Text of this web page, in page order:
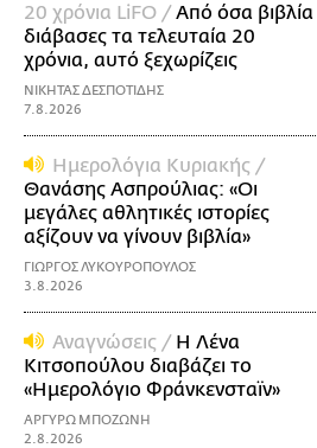
20 χρόνια LiFO /Από όσα βιβλία
διάβασες τα τελευταία 20
χρόνια, αυτό ξεχωρίζεις
ΝΙΚΗΤΑΣ ΔΕΣΠΟΤΙΔΗΣ
7.8.2026
Ημερολόγια Κυριακής /
Θανάσης Ασπρούλιας: «Οι
μεγάλες αθλητικές ιστορίες
αξίζουν να γίνουν βιβλία»
ΓΙΩΡΓΟΣ ΛΥΚΟΥΡΟΠΟΥΛΟΣ
3.8.2026
Αναγνώσεις / Η Λένα
Κιτσοπούλου διαβάζει το
«Ημερολόγιο Φράνκενσταϊν»
ΑΡΓΥΡΩ ΜΠΟΖΩΝΗ
2.8.2026